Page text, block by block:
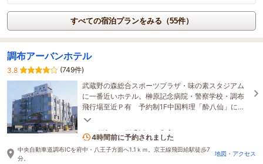
すべての宿泊プランをみる（55件）
調布アーバンホテル
3.8
(749件)
武蔵野の森総合スポーツプラザ・味の素スタジアム
に一番近いホテル。榊原記念病院・警察学校・調布
飛行場至近Ｐ有 予約制1F中国料理「酔八仙」にて
ご夕食も☆☆
2名がこの宿を見ています
4時間前に予約されました
中央自動車道調布ICを府中・八王子方面へ1.1ｋｍ。京王線飛田給駅徒歩7
分。
地図・アクセス